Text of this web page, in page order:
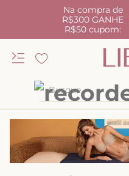
Na compra de
R$300 GANHE
R$50 cupom:
Busque
TERMOS MAIS BUSCADOS
kiss me
camisola